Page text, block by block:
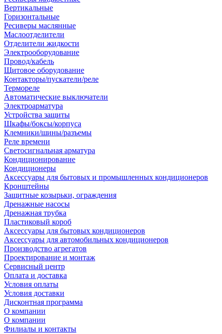
Вертикальные
Горизонтальные
Ресиверы маслянные
Маслоотделители
Отделители жидкости
Электрооборудование
Провод/кабель
Щитовое оборудование
Контакторы/пускатели/реле
Термореле
Автоматические выключатели
Электроарматура
Устройства защиты
Шкафы/боксы/корпуса
Клемники/шины/разъемы
Реле времени
Светосигнальная арматура
Кондиционирование
Кондиционеры
Аксессуары для бытовых и промышленных кондиционеров
Кронштейны
Защитные козырьки, ограждения
Дренажные насосы
Дренажная трубка
Пластиковый короб
Аксессуары для бытовых кондиционеров
Аксессуары для автомобильных кондиционеров
Производство агрегатов
Проектирование и монтаж
Сервисный центр
Оплата и доставка
Условия оплаты
Условия доставки
Дисконтная программа
О компании
О компании
Филиалы и контакты